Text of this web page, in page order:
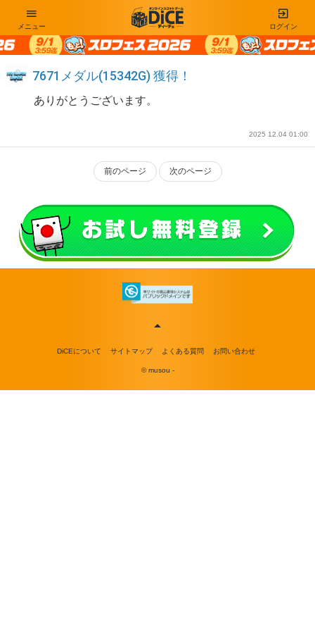
ログイン
メニュー
7671メダル(15342G) 獲得！
ありがとうございます。
2025 12.04 01:00
前のページ 次のページ
DiCEについて サイトマップ よくある質問 お問い合わせ
© musou -